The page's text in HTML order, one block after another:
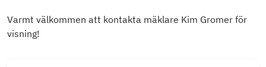
Varmt välkommen att kontakta mäklare Kim Gromer för
visning!